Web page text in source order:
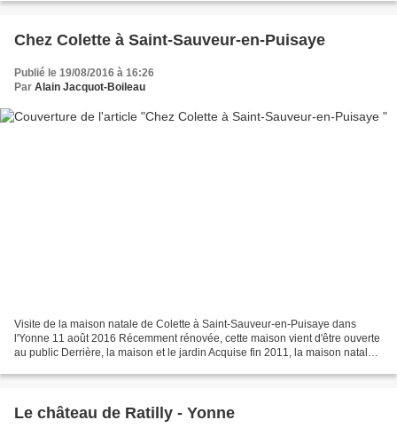
Chez Colette à Saint-Sauveur-en-Puisaye
Publié le 19/08/2016 à 16:26
Par Alain Jacquot-Boileau
Visite de la maison natale de Colette à Saint-Sauveur-en-Puisaye dans
l'Yonne 11 août 2016 Récemment rénovée, cette maison vient d'être ouverte
au public Derrière, la maison et le jardin Acquise fin 2011, la maison natale
Le château de Ratilly - Yonne